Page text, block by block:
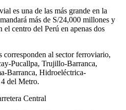
es una de las más grande en la
más de S/24,000 millones y
centro del Perú en apenas dos
corresponden al sector ferroviario,
Pucallpa, Trujillo-Barranca,
Barranca, Hidroeléctrica-
del Metro.
Central